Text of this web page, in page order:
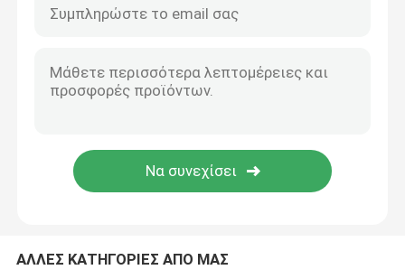
Διατρυβώδης τροχιά
Τεχνητή τύρφη χλόης κήπων
Ακρυλική αθλητική δαπέδωση
ΑΛΛΕΣ ΚΑΤΗΓΟΡΙΕΣ ΑΠΟ ΜΑΣ